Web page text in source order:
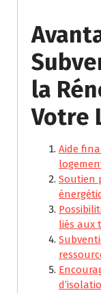
la
Votre
Aide
Soutien
liés aux